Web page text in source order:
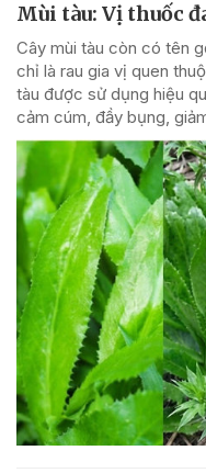
Mùi tàu: Vị thuốc
Cây mùi tàu còn có tên
chỉ là rau gia vị quen
tàu được sử dụng hiệu
cảm cúm, đầy bụng,